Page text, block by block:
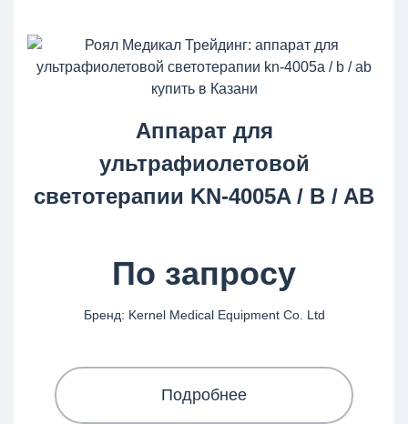
Аппарат для
ультрафиолетовой
светотерапии KN-4005A / B / AB
По запросу
Бренд: Kernel Medical Equipment Co. Ltd
Подробнее